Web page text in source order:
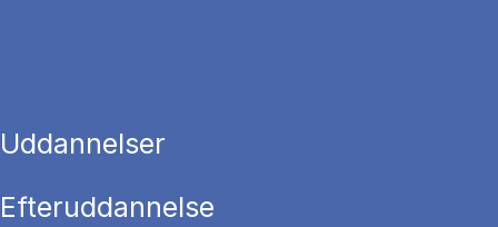
Uddannelser
Efteruddannelse